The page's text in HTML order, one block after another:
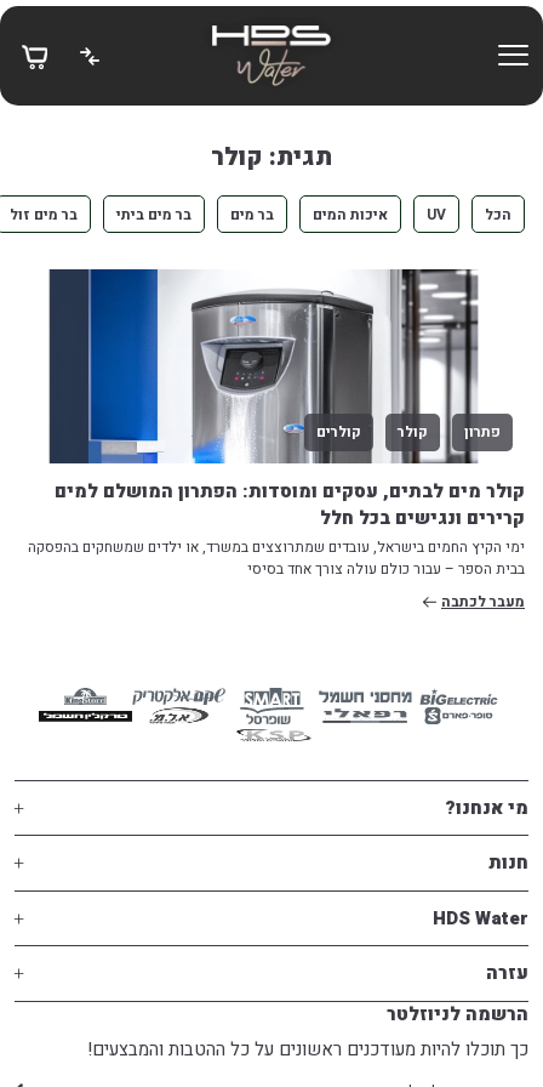
Skip to Content
תגית: קולר
הכל UV איכות המים בר מים בר מים ביתי בר מים זול
פתרון קולר קולרים
קולר מים לבתים, עסקים ומוסדות: הפתרון המושלם למים
קרירים ונגישים בכל חלל
ימי הקיץ החמים בישראל, עובדים שמתרוצצים במשרד, או ילדים שמשחקים בהפסקה
בבית הספר – עבור כולם עולה צורך אחד בסיסי
מעבר לכתבה
הרשמה לניוזלטר
כך תוכלו להיות מעודכנים ראשונים על כל ההטבות והמבצעים!
מי אנחנו?
חנות
HDS Water
עזרה
בחזרה למעלה